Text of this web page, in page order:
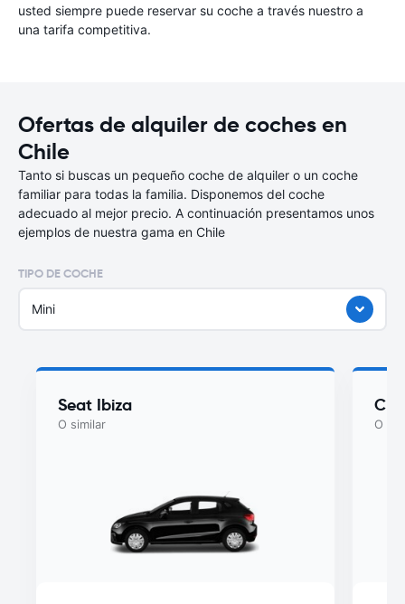
usted siempre puede reservar su coche a través nuestro a
una tarifa competitiva.
Ofertas de alquiler de coches en
Chile
Tanto si buscas un pequeño coche de alquiler o un coche
familiar para todas la familia. Disponemos del coche
adecuado al mejor precio. A continuación presentamos unos
ejemplos de nuestra gama en Chile
TIPO DE COCHE
Mini
Seat Ibiza
O similar O